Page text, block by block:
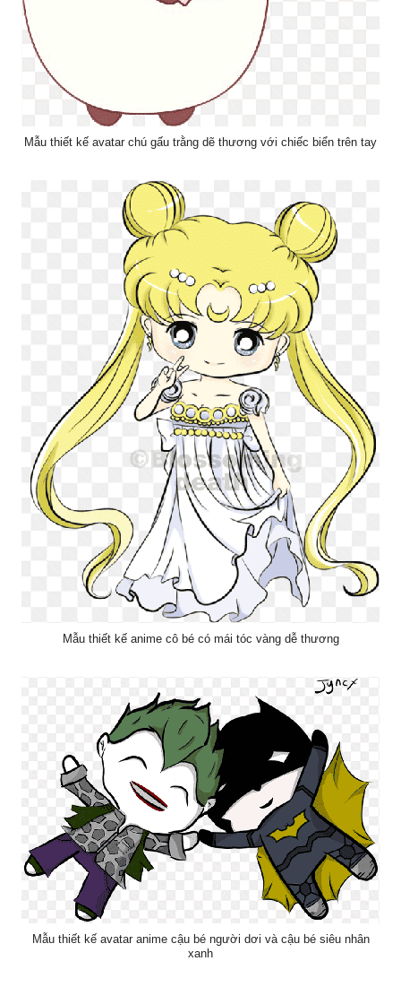
Mẫu thiết kế avatar chú gấu trằng dẽ thương với chiếc biển trên tay
Mẫu thiết kế anime cô bé có mái tóc vàng dễ thương
Mẫu thiết kế avatar anime cậu bé người dơi và cậu bé siêu nhân
xanh